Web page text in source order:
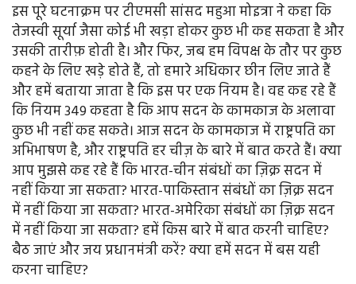
इस पूरे घटनाक्रम पर टीएमसी सांसद महुआ मोइत्रा ने कहा कि
तेजस्वी सूर्या जैसा कोई भी खड़ा होकर कुछ भी कह सकता है और
उसकी तारीफ़ होती है। और फिर, जब हम विपक्ष के तौर पर कुछ
कहने के लिए खड़े होते हैं, तो हमारे अधिकार छीन लिए जाते हैं
और हमें बताया जाता है कि इस पर एक नियम है। वह कह रहे हैं
कि नियम 349 कहता है कि आप सदन के कामकाज के अलावा
कुछ भी नहीं कह सकते। आज सदन के कामकाज में राष्ट्रपति का
अभिभाषण है, और राष्ट्रपति हर चीज़ के बारे में बात करते हैं। क्या
आप मुझसे कह रहे हैं कि भारत-चीन संबंधों का ज़िक्र सदन में
नहीं किया जा सकता? भारत-पाकिस्तान संबंधों का ज़िक्र सदन
में नहीं किया जा सकता? भारत-अमेरिका संबंधों का ज़िक्र सदन
में नहीं किया जा सकता? हमें किस बारे में बात करनी चाहिए?
बैठ जाएं और जय प्रधानमंत्री करें? क्या हमें सदन में बस यही
करना चाहिए?